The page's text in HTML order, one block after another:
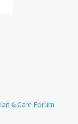
& Care Forum